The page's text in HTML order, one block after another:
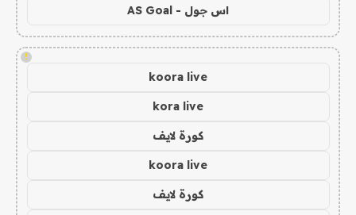
اس جول - AS Goal
!
koora live
kora live
كورة لايف
koora live
كورة لايف